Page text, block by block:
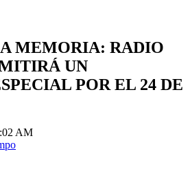
MEMORIA: RADIO
UN
POR EL 24 DE
AM